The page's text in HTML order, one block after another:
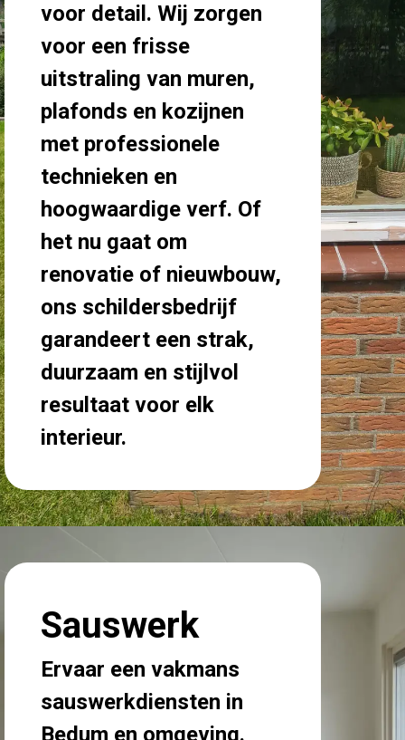
voor detail. Wij zorgen
voor een frisse
uitstraling van muren,
plafonds en kozijnen
met professionele
technieken en
hoogwaardige verf. Of
het nu gaat om
renovatie of nieuwbouw,
ons schildersbedrijf
garandeert een strak,
duurzaam en stijlvol
resultaat voor elk
interieur.
Sauswerk
Ervaar een vakmans
sauswerkdiensten in
Bedum en omgeving.